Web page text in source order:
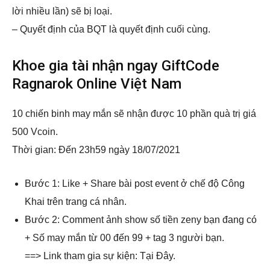
lời nhiều lần) sẽ bị loại.
– Quyết định của BQT là quyết định cuối cùng.
Khoe gia tài nhận ngay GiftCode
Ragnarok Online Việt Nam
10 chiến binh may mắn sẽ nhận được 10 phần quà trị giá
500 Vcoin.
Thời gian: Đến 23h59 ngày 18/07/2021
Bước 1: Like + Share bài post event ở chế độ Công
Khai trên trang cá nhân.
Bước 2: Comment ảnh show số tiền zeny bạn đang có
+ Số may mắn từ 00 đến 99 + tag 3 người bạn.
==> Link tham gia sự kiện: Tại Đây.